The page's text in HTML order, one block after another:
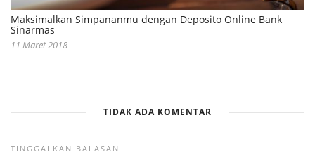
Maksimalkan Simpananmu dengan Deposito Online Bank
Sinarmas
11 Maret 2018
TIDAK ADA KOMENTAR
TINGGALKAN BALASAN